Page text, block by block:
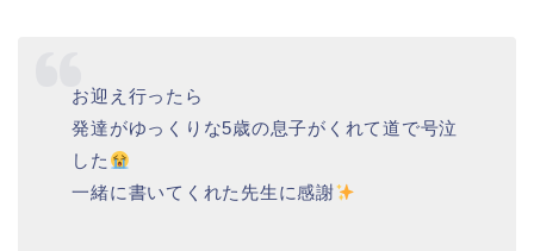
お迎え行ったら
発達がゆっくりな5歳の息子がくれて道で号泣
した
一緒に書いてくれた先生に感謝